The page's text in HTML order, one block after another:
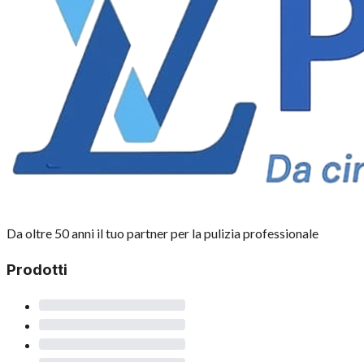
Da oltre 50 anni il tuo partner per la pulizia professionale
Prodotti